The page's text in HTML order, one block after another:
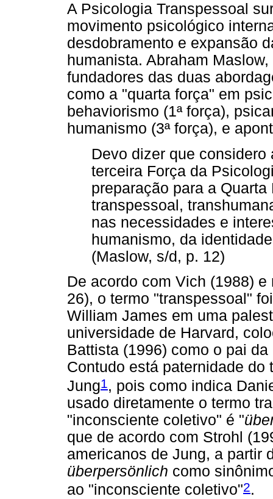
A Psicologia Transpessoal
movimento psicológico
desdobramento e expansão
humanista. Abraham
fundadores das duas
como a "quarta força" em
behaviorismo (1ª força),
humanismo (3ª força), e
Devo dizer que
terceira Força da
preparação para a
transpessoal,
nas necessidades e
humanismo, da
(Maslow, s/d, p. 12)
De acordo com Vich (1988)
26), o termo "transpessoal"
William James em uma
universidade de Harvard,
Battista (1996) como o pai
Contudo está paternidade
Jung1 , pois como indica
usado diretamente o termo
"inconsciente coletivo" é "
que de acordo com Strohl
americanos de Jung, a partir
überpersönlich como
ao "inconsciente coletivo"2.